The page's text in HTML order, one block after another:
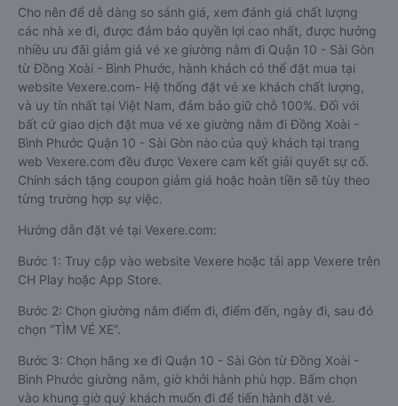
Cho nên để dễ dàng so sánh giá, xem đánh giá chất lượng
các nhà xe đi, được đảm bảo quyền lợi cao nhất, được hưởng
nhiều ưu đãi giảm giá vé xe giường nằm đi Quận 10 - Sài Gòn
từ Đồng Xoài - Bình Phước, hành khách có thể đặt mua tại
website Vexere.com- Hệ thống đặt vé xe khách chất lượng,
và uy tín nhất tại Việt Nam, đảm bảo giữ chỗ 100%. Đối với
bất cứ giao dịch đặt mua vé xe giường nằm đi Đồng Xoài -
Bình Phước Quận 10 - Sài Gòn nào của quý khách tại trang
web Vexere.com đều được Vexere cam kết giải quyết sự cố.
Chính sách tặng coupon giảm giá hoặc hoàn tiền sẽ tùy theo
từng trường hợp sự việc.
Hướng dẫn đặt vé tại Vexere.com:
Bước 1: Truy cập vào website Vexere hoặc tải app Vexere trên
CH Play hoặc App Store.
Bước 2: Chọn giường nằm điểm đi, điểm đến, ngày đi, sau đó
chọn “TÌM VÉ XE”.
Bước 3: Chọn hãng xe đi Quận 10 - Sài Gòn từ Đồng Xoài -
Bình Phước giường nằm, giờ khởi hành phù hợp. Bấm chọn
vào khung giờ quý khách muốn đi để tiến hành đặt vé.